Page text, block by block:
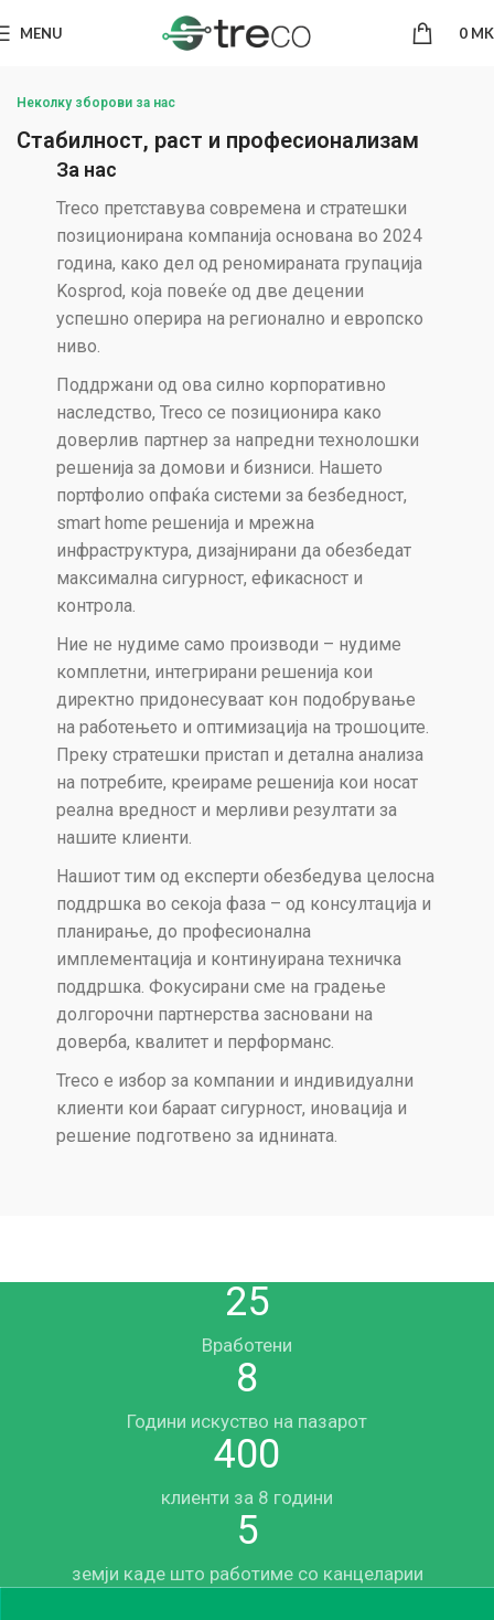
MENU 0
Неколку зборови за нас
Стабилност, раст и професионализам
За нас
Treco претставува современа и стратешки
позиционирана компанија основана во 2024
година, како дел од реномираната групација
Kosprod, која повеќе од две децении
успешно оперира на регионално и европско
ниво.
Поддржани од ова силно корпоративно
наследство, Treco се позиционира како
доверлив партнер за напредни технолошки
решенија за домови и бизниси. Нашето
портфолио опфаќа системи за безбедност,
smart home решенија и мрежна
инфраструктура, дизајнирани да обезбедат
максимална сигурност, ефикасност и
контрола.
Ние не нудиме само производи – нудиме
комплетни, интегрирани решенија кои
директно придонесуваат кон подобрување
на работењето и оптимизација на трошоците.
Преку стратешки пристап и детална анализа
на потребите, креираме решенија кои носат
реална вредност и мерливи резултати за
нашите клиенти.
Нашиот тим од експерти обезбедува целосна
поддршка во секоја фаза – од консултација и
планирање, до професионална
имплементација и континуирана техничка
поддршка. Фокусирани сме на градење
долгорочни партнерства засновани на
доверба, квалитет и перформанс.
Treco е избор за компании и индивидуални
клиенти кои бараат сигурност, иновација и
решение подготвено за иднината.
25
Вработени
8
Години искуство на пазарот
400
клиенти за 8 години
5
земји каде што работиме со канцеларии